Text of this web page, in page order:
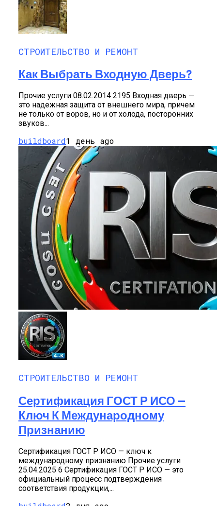
СТРОИТЕЛЬСТВО И РЕМОНТ
Как Выбрать Входную Дверь?
Прочие услуги 08.02.2014 2195 Входная дверь —
это надежная защита от внешнего мира, причем
не только от воров, но и от холода, посторонних
звуков...
buildboard1 день ago
СТРОИТЕЛЬСТВО И РЕМОНТ
Сертификация ГОСТ Р ИСО —
Ключ К Международному
Признанию
Сертификация ГОСТ Р ИСО — ключ к
международному признанию Прочие услуги
25.04.2025 6 Сертификация ГОСТ Р ИСО — это
официальный процесс подтверждения
соответствия продукции,...